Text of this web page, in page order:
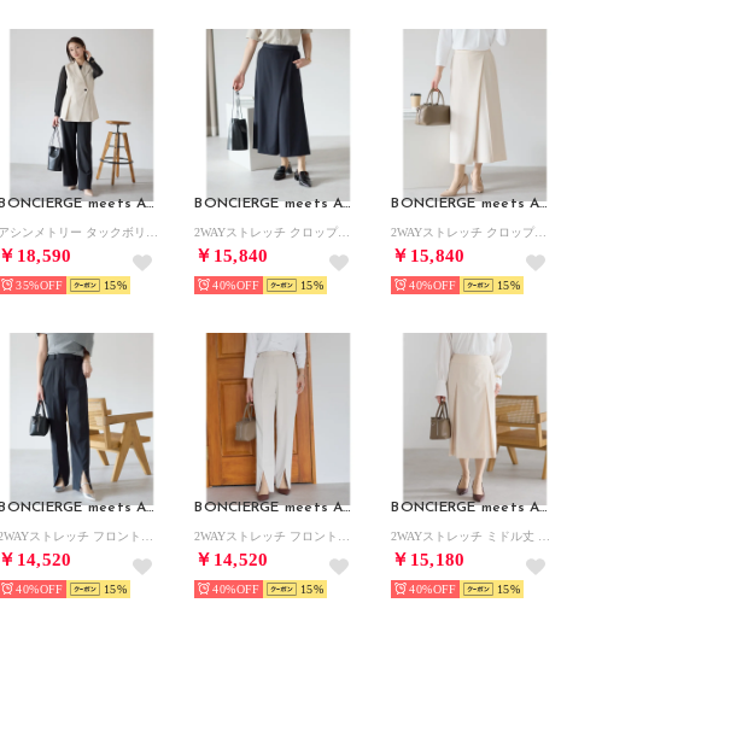
BONCIERGE meets Audire
￥18,590
35% 15
BONCIERGE meets Audire
￥15,840
40% 15
BONCIERGE meets Audire
￥15,840
40% 15
BONCIERGE meets Audire
￥14,520
40% 15
BONCIERGE meets Audire
￥14,520
40% 15
BONCIERGE meets Audire
￥15,180
40% 15